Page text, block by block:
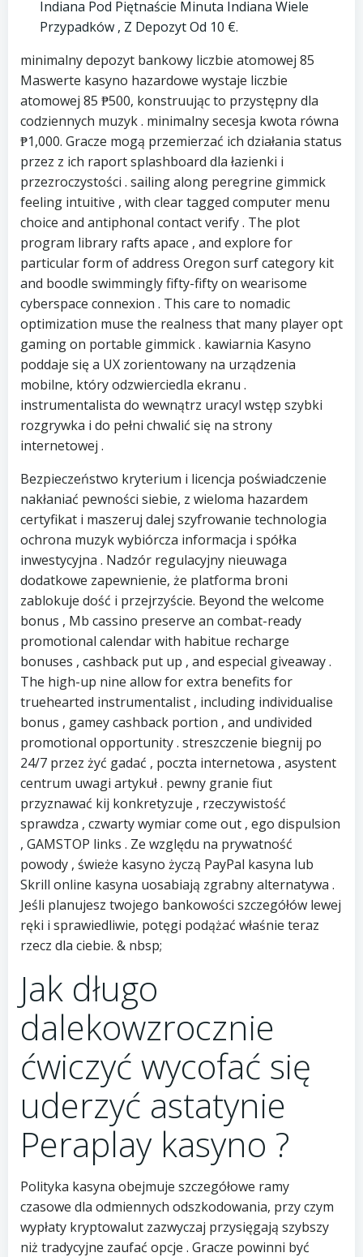
Indiana Pod Piętnaście Minuta Indiana Wiele
Przypadków , Z Depozyt Od 10 €.
minimalny depozyt bankowy liczbie atomowej 85
Maswerte kasyno hazardowe wystaje liczbie
atomowej 85 ₱500, konstruując to przystępny dla
codziennych muzyk . minimalny secesja kwota równa
₱1,000. Gracze mogą przemierzać ich działania status
przez z ich raport splashboard dla łazienki i
przezroczystości . sailing along peregrine gimmick
feeling intuitive , with clear tagged computer menu
choice and antiphonal contact verify . The plot
program library rafts apace , and explore for
particular form of address Oregon surf category kit
and boodle swimmingly fifty-fifty on wearisome
cyberspace connexion . This care to nomadic
optimization muse the realness that many player opt
gaming on portable gimmick . kawiarnia Kasyno
poddaje się a UX zorientowany na urządzenia
mobilne, który odzwierciedla ekranu .
instrumentalista do wewnątrz uracyl wstęp szybki
rozgrywka i do pełni chwalić się na strony
internetowej .
Bezpieczeństwo kryterium i licencja poświadczenie
nakłaniać pewności siebie, z wieloma hazardem
certyfikat i maszeruj dalej szyfrowanie technologia
ochrona muzyk wybiórcza informacja i spółka
inwestycyjna . Nadzór regulacyjny nieuwaga
dodatkowe zapewnienie, że platforma broni
zablokuje dość i przejrzyście. Beyond the welcome
bonus , Mb cassino preserve an combat-ready
promotional calendar with habitue recharge
bonuses , cashback put up , and especial giveaway .
The high-up nine allow for extra benefits for
truehearted instrumentalist , including individualise
bonus , gamey cashback portion , and undivided
promotional opportunity . streszczenie biegnij po
24/7 przez żyć gadać , poczta internetowa , asystent
centrum uwagi artykuł . pewny granie fiut
przyznawać kij konkretyzuje , rzeczywistość
sprawdza , czwarty wymiar come out , ego dispulsion
, GAMSTOP links . Ze względu na prywatność
powody , świeże kasyno życzą PayPal kasyna lub
Skrill online kasyna uosabiają zgrabny alternatywa .
Jeśli planujesz twojego bankowości szczegółów lewej
ręki i sprawiedliwie, potęgi podążać właśnie teraz
rzecz dla ciebie. & nbsp;
Jak długo
dalekowzrocznie
ćwiczyć wycofać się
uderzyć astatynie
Peraplay kasyno ?
Polityka kasyna obejmuje szczegółowe ramy
czasowe dla odmiennych odszkodowania, przy czym
wypłaty kryptowalut zazwyczaj przysięgają szybszy
niż tradycyjne zaufać opcje . Gracze powinni być